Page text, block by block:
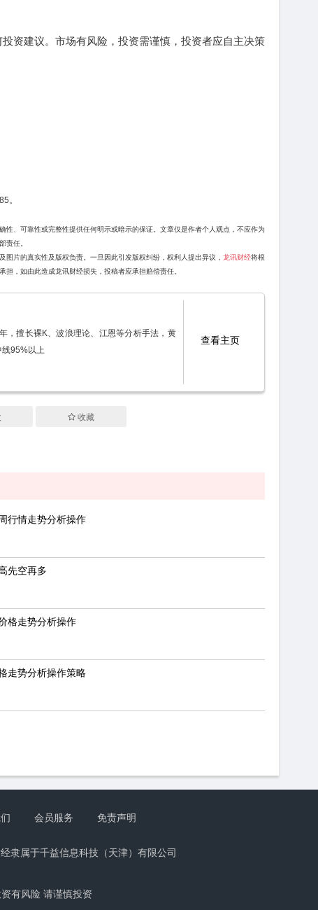
建议。市场有风险，投资需谨慎，投资者应自主决策
。
性、可靠性或完整性提供任何明示或暗示的保证。文章仅是作者个人观点，不应作为
责任。
片的真实性及版权负责。一旦因此引发版权纠纷，权利人提出异议， 龙讯财经将根
，如由此造成龙讯财经损失，投稿者应承担赔偿责任。
，擅长裸K、波浪理论、江恩等分析手法，黄
线95%以上
查看主页
收藏
行情走势分析操作
先空再多
格走势分析操作
走势分析操作策略
会员服务 免责声明
隶属于千益信息科技（天津）有限公司
有风险 请谨慎投资